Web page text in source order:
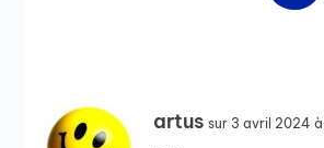
artus sur 3 avril 2024 à